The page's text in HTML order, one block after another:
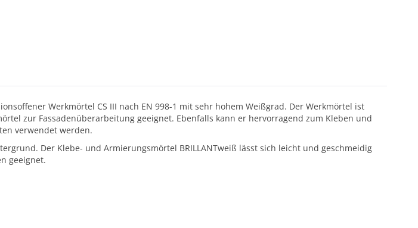
Werkmörtel CS III nach EN 998-1 mit sehr hohem Weißgrad. Der Werkmörtel ist
zur Fassadenüberarbeitung geeignet. Ebenfalls kann er hervorragend zum Kleben und
verwendet werden.
Der Klebe- und Armierungsmörtel BRILLANTweiß lässt sich leicht und geschmeidig
geeignet.